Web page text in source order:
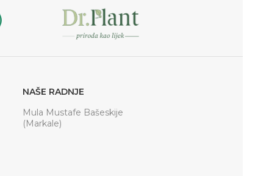
NAŠE RADNJE
Mula Mustafe Bašeskije
(Markale)